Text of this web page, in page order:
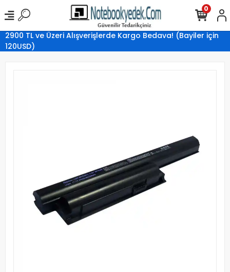
2900 TL ve Üzeri Alışverişlerde Kargo Bedava! (Bayiler için
120USD)
0